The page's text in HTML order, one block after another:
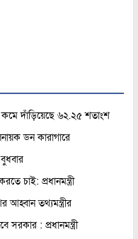
দাঁড়িয়েছে ৬২.২৫ শতাংশ
ডন কারাগারে
চাই: প্রধানমন্ত্রী
আহ্বান তথ্যমন্ত্রীর
: প্রধানমন্ত্রী